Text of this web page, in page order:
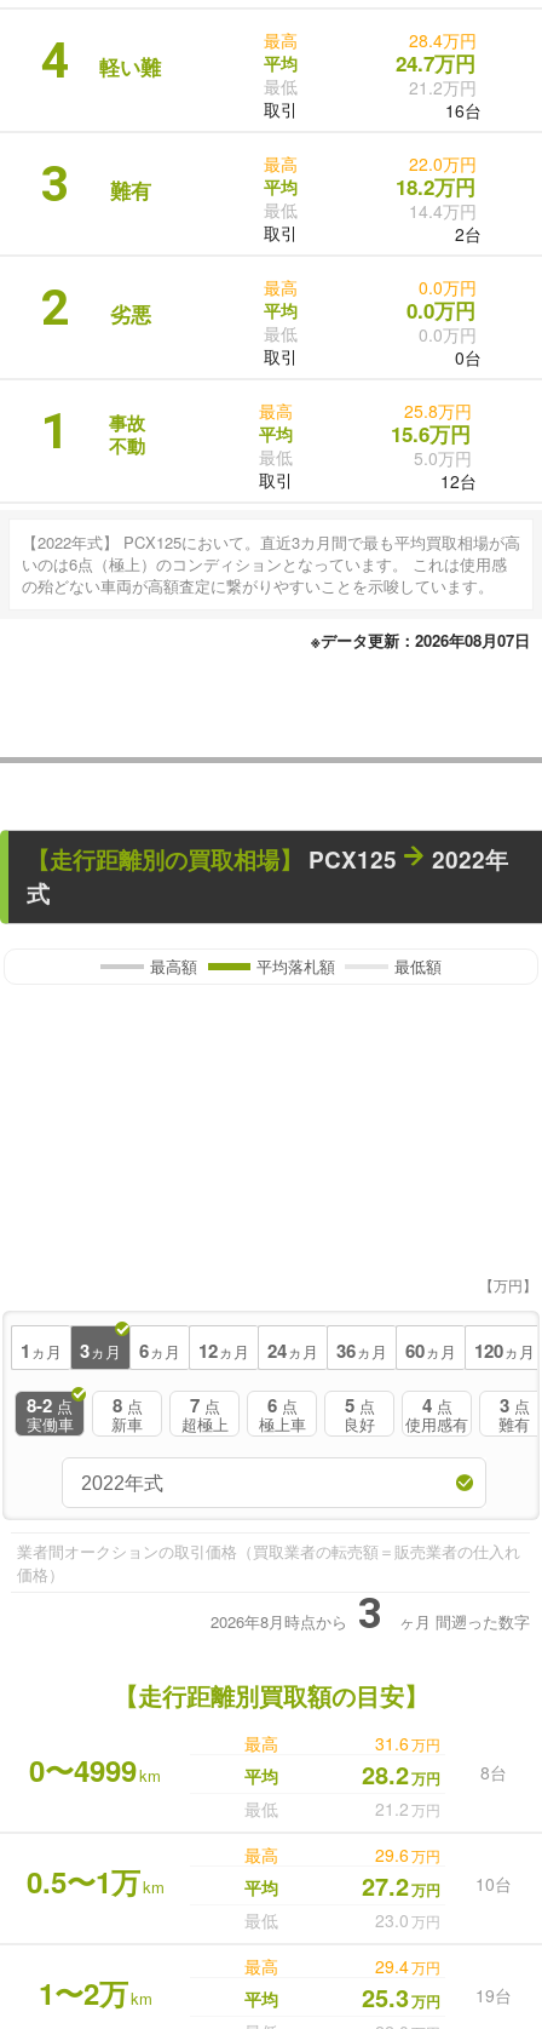
4 軽い難
最高
平均
最低
取引
28.4万円
24.7万円
21.2万円
16台
3 難有
最高
平均
最低
取引
22.0万円
18.2万円
14.4万円
2台
2 劣悪
最高
平均
最低
取引
0.0万円
0.0万円
0.0万円
0台
1
事故
不動
最高
平均
最低
取引
25.8万円
15.6万円
5.0万円
12台
【2022年式】 PCX125において。直近3カ月間で最も平均買取相場が高
いのは6点（極上）のコンディションとなっています。 これは使用感
の殆どない車両が高額査定に繋がりやすいことを示唆しています。
※データ更新：2026年08月07日
【走行距離別の買取相場】 PCX125
2022年
式
最高額 平均落札額 最低額
【万円】
1 ヵ月 3ヵ月 6ヵ月 12ヵ月 24ヵ月 36ヵ月 60ヵ月 120ヵ月
8-2 点
実働車
8 点
新車
7 点
超極上
6 点
極上車
5 点
良好
4 点
使用感有
3 点
難有
業者間オークションの取引価格（買取業者の転売額＝販売業者の仕入れ
価格）
2026年8月時点から 3 ヶ月 間遡った数字
【走行距離別買取額の目安】
0〜4999km
最高 31.6万円
8台
平均 28.2万円
最低 21.2万円
0.5〜1万km
最高 29.6万円
10台
平均 27.2万円
最低 23.0万円
1〜2万km
最高 29.4万円
19台
平均 25.3万円